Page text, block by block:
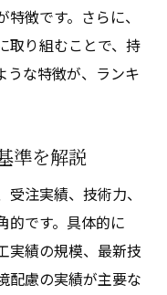
徴です。さらに、
取り組むことで、持
うな特徴が、ランキ
準を解説
注実績、技術力、
的です。具体的に
実績の規模、最新技
配慮の実績が主要な